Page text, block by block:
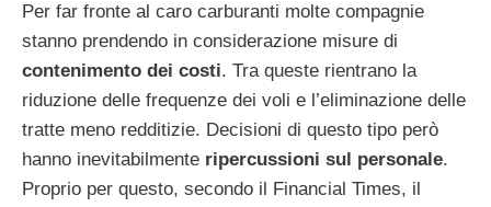
Per far fronte al caro carburanti molte compagnie
stanno prendendo in considerazione misure di
contenimento dei costi. Tra queste rientrano la
riduzione delle frequenze dei voli e l’eliminazione delle
tratte meno redditizie. Decisioni di questo tipo però
hanno inevitabilmente ripercussioni sul personale.
Proprio per questo, secondo il Financial Times, il